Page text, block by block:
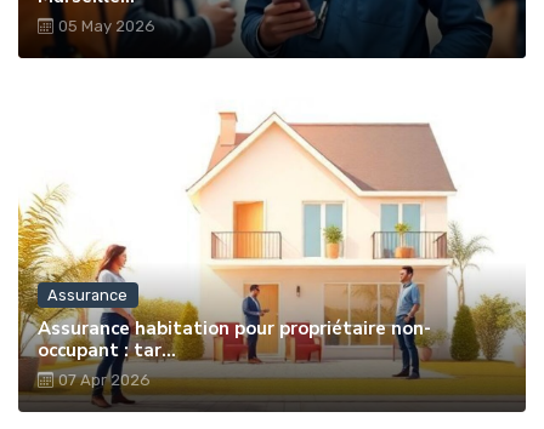
05 May 2026
Assurance
Assurance habitation pour propriétaire non-
occupant : tar...
07 Apr 2026